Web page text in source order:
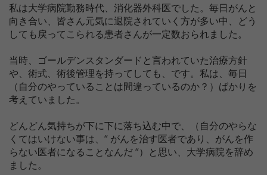
私は大学病院勤務時代、消化器外科医でした。毎日がんと
向き合い、皆さん元気に退院されていく方が多い中、どう
しても戻ってこられる患者さんが一定数おられました。
当時、ゴールデンスタンダードと言われていた治療方針
や、術式、術後管理を持ってしても、です。私は、毎日
（自分のやっていることは間違っているのか？）ばかりを
考えていました。
どんどん気持ちが下に下に落ち込む中で、（自分のやらな
くてはいけない事は、“ がんを治す医者であり、がんを作
らない医者になることなんだ “）と思い、大学病院を辞め
ました。